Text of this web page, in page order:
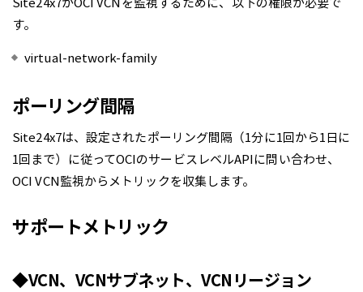
す。
virtual-network-family
ポーリング間隔
Site24x7は、設定されたポーリング間隔（1分に1回から1日に
1回まで）に従ってOCIのサービスレベルAPIに問い合わせ、
OCI VCN監視からメトリックを収集します。
サポートメトリック
◆VCN、VCNサブネット、VCNリージョン